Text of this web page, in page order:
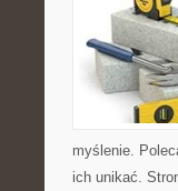
myślenie.
ich unikać.